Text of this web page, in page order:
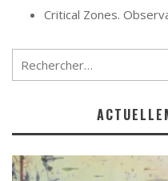
Critical Zones.